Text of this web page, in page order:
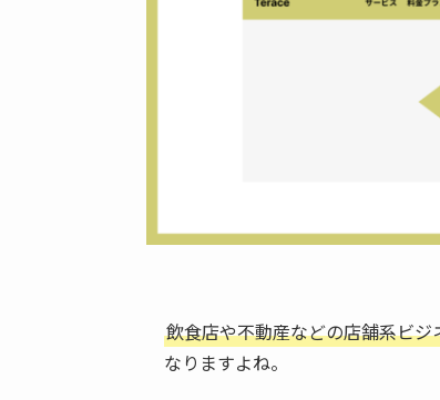
飲食店や不動産などの店舗系ビジ
なりますよね。